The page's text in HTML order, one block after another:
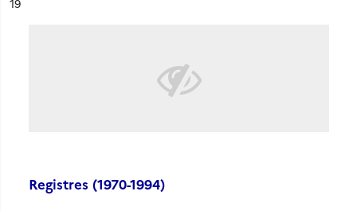
19
Registres (1970-1994)